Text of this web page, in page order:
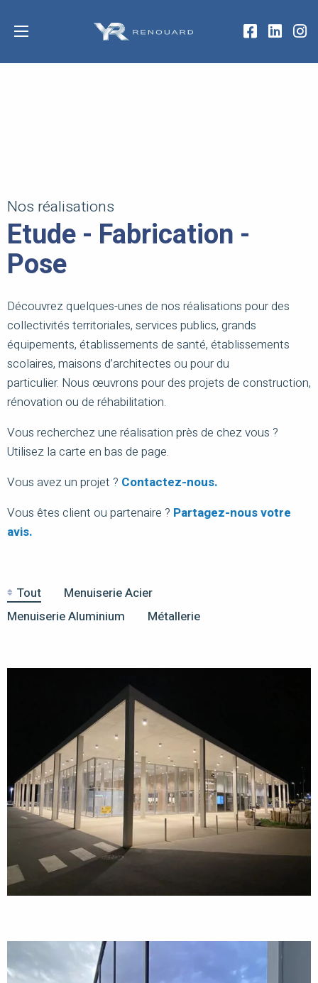
Nos réalisations
Etude - Fabrication -
Pose
Découvrez quelques-unes de nos réalisations pour des
collectivités territoriales, services publics, grands
équipements, établissements de santé, établissements
scolaires, maisons d’architectes ou pour du
particulier. Nous œuvrons pour des projets de construction,
rénovation ou de réhabilitation.
Vous recherchez une réalisation près de chez vous ?
Utilisez la carte en bas de page.
Vous avez un projet ? Contactez-nous.
Vous êtes client ou partenaire ? Partagez-nous votre
avis.
Tout
Menuiserie Acier
Menuiserie Aluminium
Métallerie